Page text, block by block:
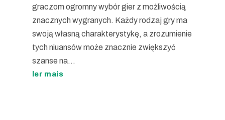
graczom ogromny wybór gier z możliwością
znacznych wygranych. Każdy rodzaj gry ma
swoją własną charakterystykę, a zrozumienie
tych niuansów może znacznie zwiększyć
szanse na...
ler mais